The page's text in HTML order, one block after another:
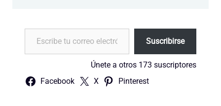
Escribe tu correo electrónico…
Suscribirse
Únete a otros 173 suscriptores
Facebook X Pinterest